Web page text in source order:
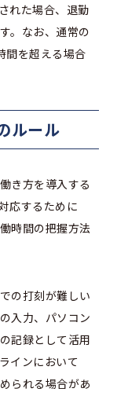
れた場合、退勤
。なお、通常の
間を超える場合
ルール
き方を導入する
応するために
時間の把握方法
の打刻が難しい
入力、パソコン
記録として活用
インにおいて
られる場合があ